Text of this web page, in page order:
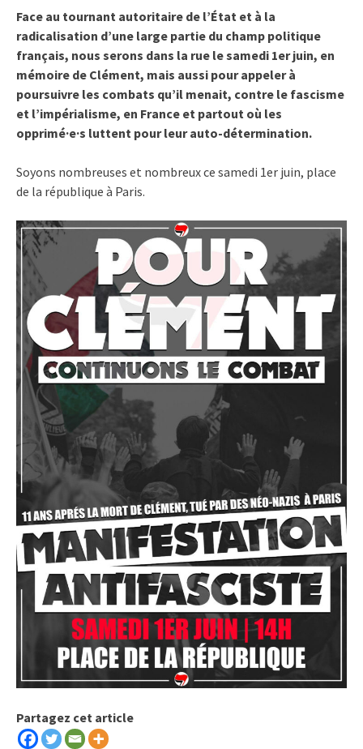
Face au tournant autoritaire de l’État et à la
radicalisation d’une large partie du champ politique
français, nous serons dans la rue le samedi 1er juin, en
mémoire de Clément, mais aussi pour appeler à
poursuivre les combats qu’il menait, contre le fascisme
et l’impérialisme, en France et partout où les
opprimé·e·s luttent pour leur auto-détermination.
Soyons nombreuses et nombreux ce samedi 1er juin, place
de la république à Paris.
Partagez cet article